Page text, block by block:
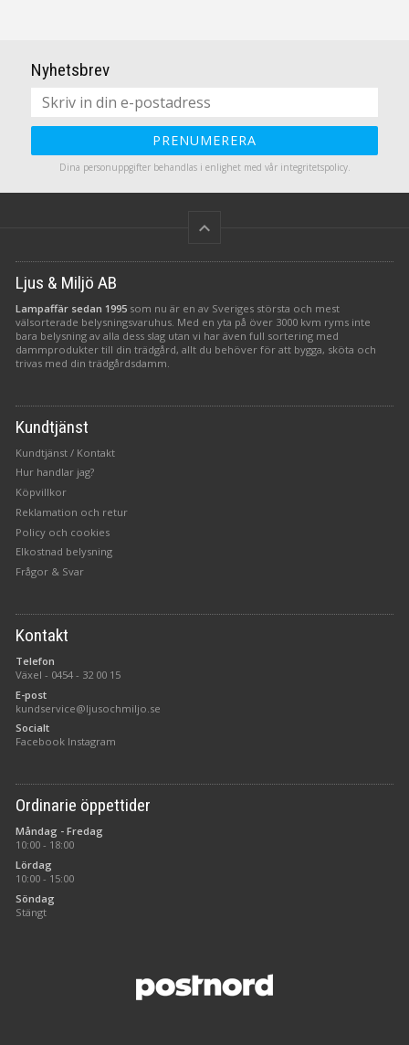
Nyhetsbrev
PRENUMERERA
Dina personuppgifter behandlas i enlighet med vår integritetspolicy.
keyboard_arrow_up
Ljus & Miljö AB
Lampaffär sedan 1995 som nu är en av Sveriges största och mest
välsorterade belysningsvaruhus. Med en yta på över 3000 kvm ryms inte
bara belysning av alla dess slag utan vi har även full sortering med
dammprodukter till din trädgård, allt du behöver för att bygga, sköta och
trivas med din trädgårdsdamm.
Kundtjänst
Kundtjänst / Kontakt
Hur handlar jag?
Köpvillkor
Reklamation och retur
Policy och cookies
Elkostnad belysning
Frågor & Svar
Kontakt
Telefon
Växel - 0454 - 32 00 15
E-post
kundservice@ljusochmiljo.se
Socialt
Facebook Instagram
Ordinarie öppettider
Måndag - Fredag
10:00 - 18:00
Lördag
10:00 - 15:00
Söndag
Stängt